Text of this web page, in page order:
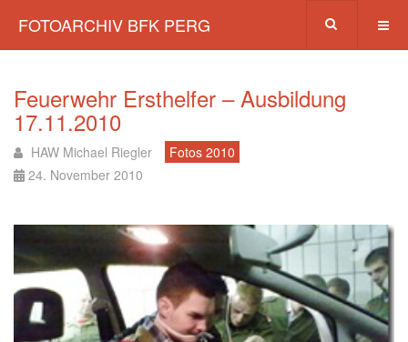
FOTOARCHIV BFK PERG
Feuerwehr Ersthelfer – Ausbildung
17.11.2010
HAW Michael Riegler
Fotos 2010
24. November 2010